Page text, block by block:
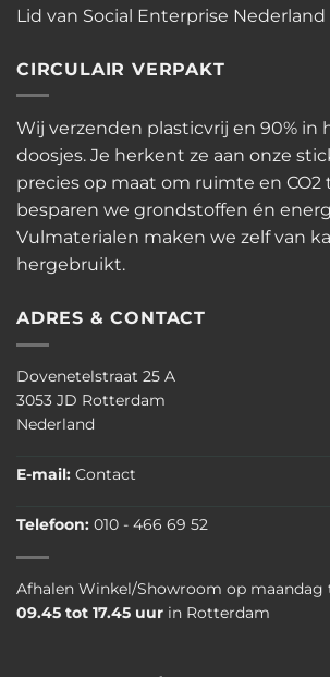
Lid van Social Enterprise Nederland
CIRCULAIR VERPAKT
Wij verzenden plasticvrij en 90% in
doosjes. Je herkent ze aan onze
precies op maat om ruimte en CO2
besparen we grondstoffen én
Vulmaterialen maken we zelf van
hergebruikt.
ADRES & CONTACT
Dovenetelstraat 25 A
3053 JD Rotterdam
Nederland
E-mail: Contact
Telefoon: 010 - 466 69 52
Afhalen Winkel/Showroom op
09.45 tot 17.45 uur in Rotterdam